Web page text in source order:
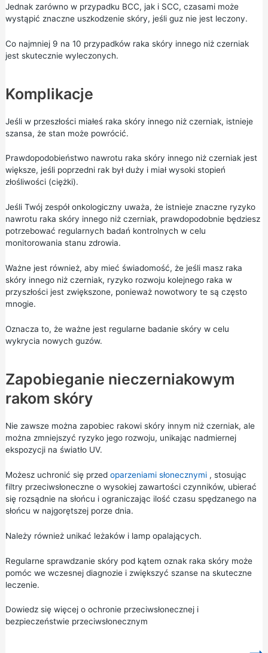
Jednak zarówno w przypadku BCC, jak i SCC, czasami może
wystąpić znaczne uszkodzenie skóry, jeśli guz nie jest leczony.
Co najmniej 9 na 10 przypadków raka skóry innego niż czerniak
jest skutecznie wyleczonych.
Komplikacje
Jeśli w przeszłości miałeś raka skóry innego niż czerniak, istnieje
szansa, że stan może powrócić.
Prawdopodobieństwo nawrotu raka skóry innego niż czerniak jest
większe, jeśli poprzedni rak był duży i miał wysoki stopień
złośliwości (ciężki).
Jeśli Twój zespół onkologiczny uważa, że istnieje znaczne ryzyko
nawrotu raka skóry innego niż czerniak, prawdopodobnie będziesz
potrzebować regularnych badań kontrolnych w celu
monitorowania stanu zdrowia.
Ważne jest również, aby mieć świadomość, że jeśli masz raka
skóry innego niż czerniak, ryzyko rozwoju kolejnego raka w
przyszłości jest zwiększone, ponieważ nowotwory te są często
mnogie.
Oznacza to, że ważne jest regularne badanie skóry w celu
wykrycia nowych guzów.
Zapobieganie nieczerniakowym
rakom skóry
Nie zawsze można zapobiec rakowi skóry innym niż czerniak, ale
można zmniejszyć ryzyko jego rozwoju, unikając nadmiernej
ekspozycji na światło UV.
Możesz uchronić się przed oparzeniami słonecznymi, stosując
filtry przeciwsłoneczne o wysokiej zawartości czynników, ubierać
się rozsądnie na słońcu i ograniczając ilość czasu spędzanego na
słońcu w najgorętszej porze dnia.
Należy również unikać leżaków i lamp opalających.
Regularne sprawdzanie skóry pod kątem oznak raka skóry może
pomóc we wczesnej diagnozie i zwiększyć szanse na skuteczne
leczenie.
Dowiedz się więcej o ochronie przeciwsłonecznej i
bezpieczeństwie przeciwsłonecznym